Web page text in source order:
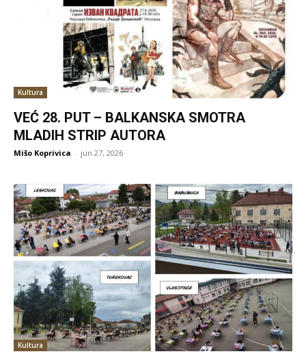
Kultura
VEĆ 28. PUT – BALKANSKA SMOTRA
MLADIH STRIP AUTORA
Mišo Koprivica - jun 27, 2026
Kultura